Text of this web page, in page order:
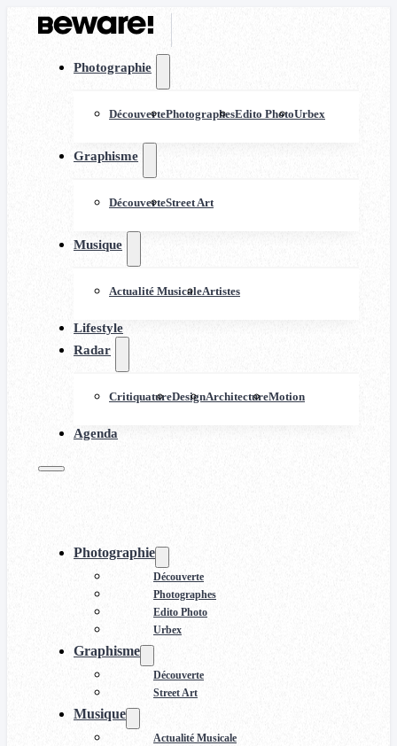
Photographie
DécouvertePhotographesEdito PhotoUrbex
Graphisme
DécouverteStreet Art
Musique
Actualité MusicaleArtistes
Lifestyle
Radar
CritiquatureDesignArchitectureMotion
Agenda
Photographie
Découverte
Photographes
Edito Photo
Urbex
Graphisme
Découverte
Street Art
Musique
Actualité Musicale